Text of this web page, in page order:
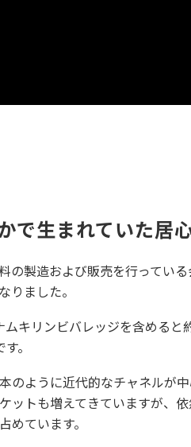
で生まれていた居
の製造および販売を行ってい
りました。
キリンビバレッジを含めると
。
のように近代的なチャネルが
ットも増えてきていますが、
ています。